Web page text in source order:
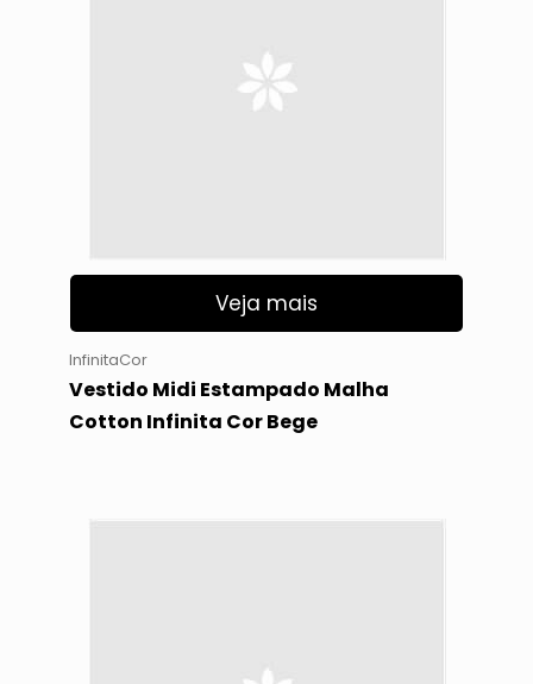
Veja mais
InfinitaCor
Vestido Midi Estampado Malha
Cotton Infinita Cor Bege